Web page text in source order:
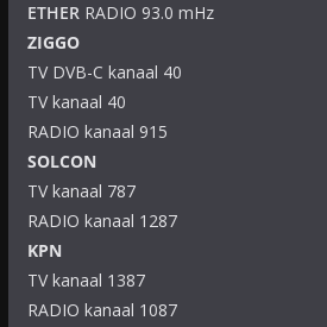
ETHERRADIO 93.0 mHz
ZIGGO
TV DVB-C kanaal 40
TV kanaal 40
RADIO kanaal 915
SOLCON
TV kanaal 787
RADIO kanaal 1287
KPN
TV kanaal 1387
RADIO kanaal 1087